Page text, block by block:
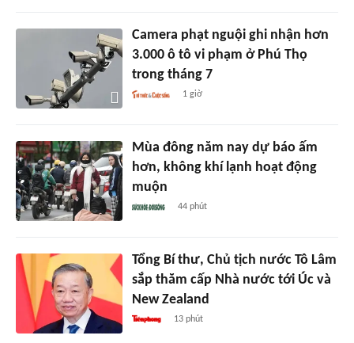
Camera phạt nguội ghi nhận hơn
3.000 ô tô vi phạm ở Phú Thọ
trong tháng 7
1 giờ
Mùa đông năm nay dự báo ấm
hơn, không khí lạnh hoạt động
muộn
44 phút
Tổng Bí thư, Chủ tịch nước Tô Lâm
sắp thăm cấp Nhà nước tới Úc và
New Zealand
13 phút